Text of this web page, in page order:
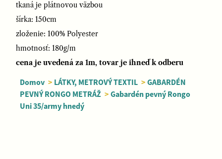
tkaná je plátnovou väzbou
šírka: 150cm
zloženie: 100% Polyester
hmotnosť: 180g/m
cena je uvedená za 1m, tovar je ihneď k odberu
Domov > LÁTKY, METROVÝ TEXTIL > GABARDÉN
PEVNÝ RONGO METRÁŽ > Gabardén pevný Rongo
Uni 35/army hnedý